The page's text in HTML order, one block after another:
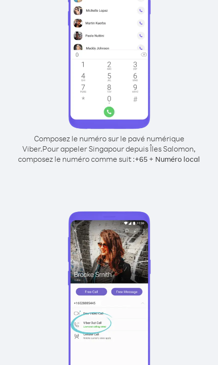
Composez le numéro sur le pavé numérique
Viber.Pour appeler Singapour depuis Îles Salomon,
composez le numéro comme suit :+65 + Numéro local